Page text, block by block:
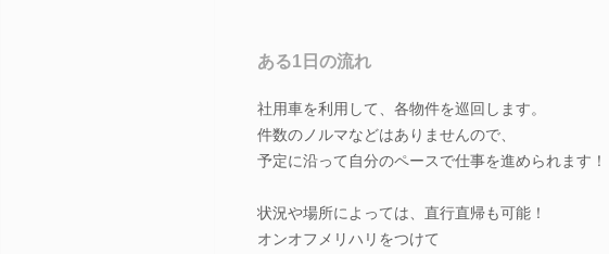
ある1日の流れ
社用車を利用して、各物件を巡回します。
件数のノルマなどはありませんので、
予定に沿って自分のペースで仕事を進められます！
状況や場所によっては、直行直帰も可能！
オンオフメリハリをつけて